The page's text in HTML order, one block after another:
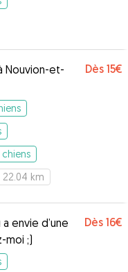
Nouvion-et-
Dès 15€
22.04 km
envie d’une
moi ;)
Dès 16€